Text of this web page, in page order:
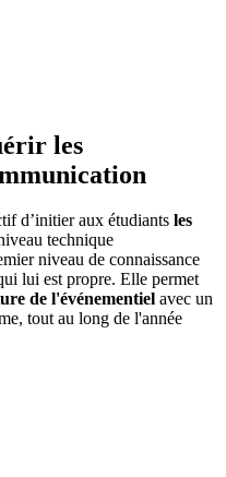
les
d’initier aux étudiants les
technique
niveau de connaissance
lui est propre. Elle permet
de l'événementiel avec un
tout au long de l'année